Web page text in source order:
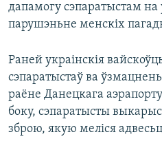
дапамогу сэпаратыстам на
парушэньне менскіх
Раней украінскія
сэпаратыстаў ва
раёне Данецкага
боку, сэпаратысты
зброю, якую меліся